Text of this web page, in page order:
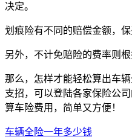
决定。
划痕险有不同的赔偿金额，
另外，不计免赔险的费率则
那么，怎样才能轻松算出车
支招，可以登陆各家保险公
算车险费用，简单又方便！
车辆全险一年多少钱